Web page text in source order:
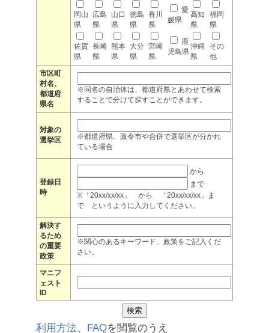
岡山
県
広島
県
山口
県
徳島
県
香川
県
愛
媛県
高知
県
福岡
県
佐賀
県
長崎
県
熊本
県
大分
県
宮崎
県
鹿
児島県
沖縄
県
その
他
市区町
村名、
都道府
県名
※同名の自治体は、都道府県とあわせて検索
することで分けて探すことができます。
対象の
選挙区
※都道府県、政令市や合併で選挙区が分かれ
ている場合
登録日
時
から
まで
※「20xx/xx/xx」 から 「20xx/xx/xx」ま
で というように入力してください。
解決す
るため
の重要
政策
※関心のあるキーワード、政策をご記入くだ
さい。
マニフ
ェスト
ID
利用方法、 FAQを閲覧のうえ